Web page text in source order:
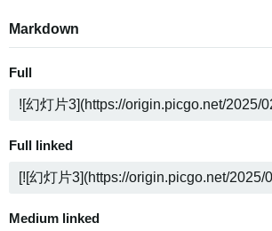
Markdown
Full
Full linked
Medium linked